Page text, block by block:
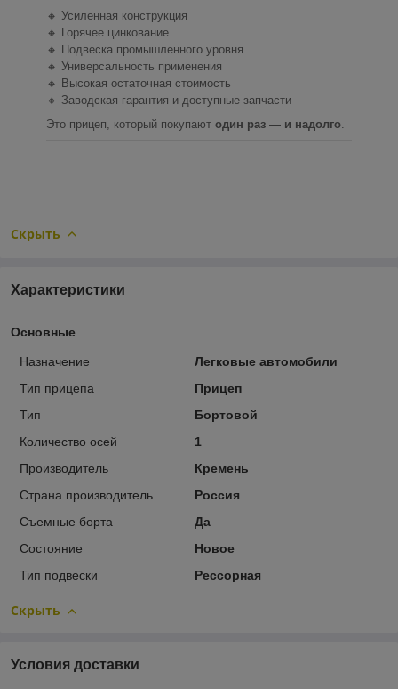
🔸 Усиленная конструкция
🔸 Горячее цинкование
🔸 Подвеска промышленного уровня
🔸 Универсальность применения
🔸 Высокая остаточная стоимость
🔸 Заводская гарантия и доступные запчасти
Это прицеп, который покупают один раз — и надолго.
Скрыть
Характеристики
Основные
Назначение
Легковые автомобили
Тип прицепа
Прицеп
Тип
Бортовой
Количество осей
1
Производитель
Кремень
Страна производитель
Россия
Съемные борта
Да
Состояние
Новое
Тип подвески
Рессорная
Скрыть
Условия доставки